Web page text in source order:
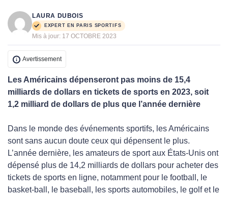
LAURA DUBOIS
EXPERT EN PARIS SPORTIFS
Mis à jour: 17 OCTOBRE 2023
Avertissement
Les Américains dépenseront pas moins de 15,4
milliards de dollars en tickets de sports en 2023, soit
1,2 milliard de dollars de plus que l’année dernière
Dans le monde des événements sportifs, les Américains
sont sans aucun doute ceux qui dépensent le plus.
L’année dernière, les amateurs de sport aux États-Unis ont
dépensé plus de 14,2 milliards de dollars pour acheter des
tickets de sports en ligne, notamment pour le football, le
basket-ball, le baseball, les sports automobiles, le golf et le